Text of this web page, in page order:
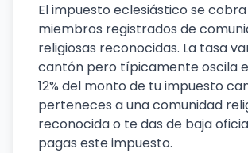
El impuesto eclesiástico se cobra
miembros registrados de
religiosas reconocidas. La tasa
cantón pero típicamente oscila
12% del monto de tu impuesto
perteneces a una comunidad
reconocida o te das de baja
pagas este impuesto.